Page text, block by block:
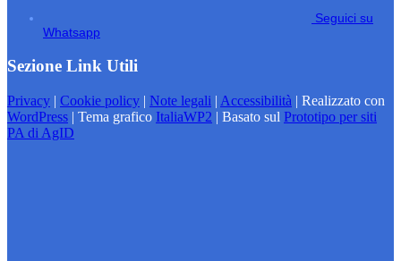
Seguici su
Whatsapp
Sezione Link Utili
Privacy | Cookie policy | Note legali | Accessibilità | Realizzato con
WordPress | Tema grafico ItaliaWP2 | Basato sul Prototipo per siti
PA di AgID